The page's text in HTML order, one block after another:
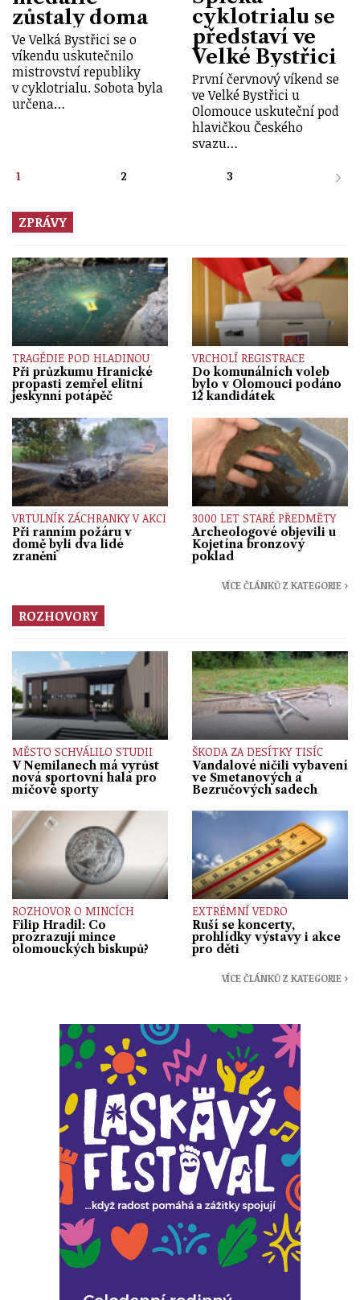
zůstaly doma
Ve Velká Bystřici se o
víkendu uskutečnilo
mistrovství republiky
v cyklotrialu. Sobota byla
určena…
cyklotrialu se
představí ve
Velké Bystřici
První červnový víkend se
ve Velké Bystřici u
Olomouce uskuteční pod
hlavičkou Českého
svazu…
1 2 3
ZPRÁVY
TRAGÉDIE POD HLADINOU
Při průzkumu Hranické
propasti zemřel elitní
jeskynní potápěč
VRCHOLÍ REGISTRACE
Do komunálních voleb
bylo v Olomouci podáno
12 kandidátek
VRTULNÍK ZÁCHRANKY V AKCI
Při ranním požáru v
domě byli dva lidé
zraněni
3000 LET STARÉ PŘEDMĚTY
Archeologové objevili u
Kojetína bronzový
poklad
VÍCE ČLÁNKŮ Z KATEGORIE ›
ROZHOVORY
MĚSTO SCHVÁLILO STUDII
V Nemilanech má vyrůst
nová sportovní hala pro
míčové sporty
ŠKODA ZA DESÍTKY TISÍC
Vandalové ničili vybavení
ve Smetanových a
Bezručových sadech
ROZHOVOR O MINCÍCH
Filip Hradil: Co
prozrazují mince
olomouckých biskupů?
EXTRÉMNÍ VEDRO
Ruší se koncerty,
prohlídky výstavy i akce
pro děti
VÍCE ČLÁNKŮ Z KATEGORIE ›